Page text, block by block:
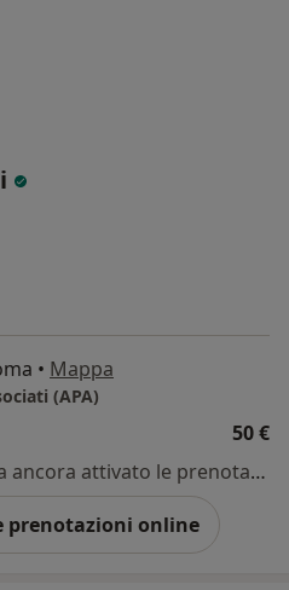
• Mappa
(APA)
50 €
Questo dottore non ha ancora attivato le prenotazioni online presso questo indirizzo.
prenotazioni online